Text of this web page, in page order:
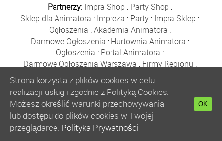
Partnerzy: Impra Shop : Party Shop :
Sklep dla Animatora : Impreza : Party : Impra Sklep :
Ogłoszenia :Akademia Animatora :
Darmowe Ogłoszenia : Hurtownia Animatora :
Ogłoszenia : Portal Animatora :
Darmowe Ogłoszenia Warszawa : Firmy Regionu :
Płyn do Baniek:Solidne Firmy Ogłoszenia
Kurs Animatora:Solidna Firma:Bezpłatne Ogłoszenia
Animator Czasu Wolnego:
Bezpłatne Ogłoszenia Warszawa:sklep animatora:
Bańki Mydlane:Bezpłatne Ogłoszenia
Szkolenie Animatorów:Kurs Animatora
Strona korzysta z plików cookies w celu
realizacji usług i zgodnie z Polityką Cookies.
Możesz określić warunki przechowywania
lub dostępu do plików cookies w Twojej
przeglądarce. Polityka Prywatności
OK